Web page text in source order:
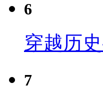
6
穿越历
7